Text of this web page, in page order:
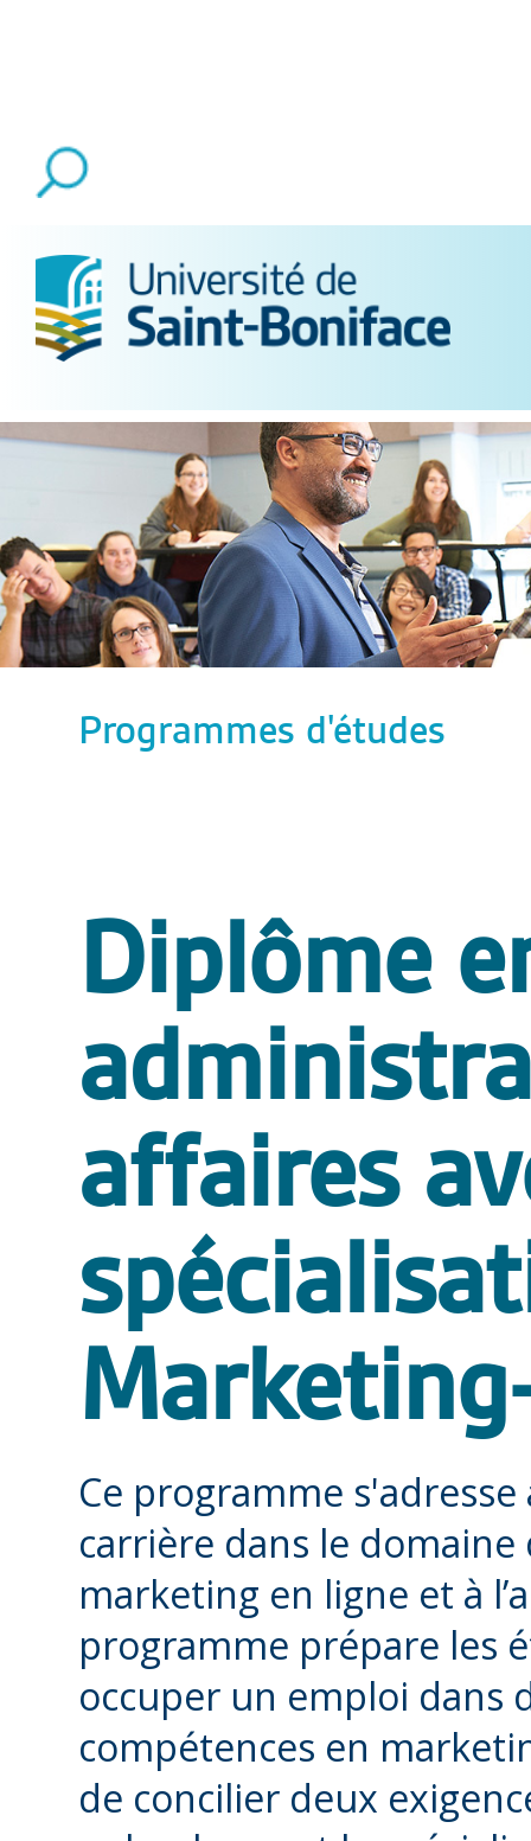
Programmes d'études
Diplôme
affaires
Ce programme
carrière dans le
marketing en ligne et à
programme prépare les
occuper un emploi dans
compétences en
de concilier deux